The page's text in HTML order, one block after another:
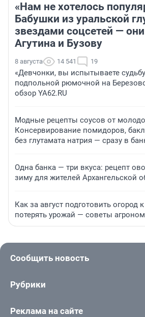
«Нам не хотелось
Бабушки из уральской
звездами соцсетей —
Агутина и Бузову
8 августа 14 541 19
«Девчонки, вы испытываете
подпольной рюмочной на
обзор YA62.RU
Модные рецепты соусов от
Консервирование помидоров,
без глутамата натрия — сразу в
Одна банка — три вкуса: рецепт
зиму для жителей Архангельской
Как за август подготовить огород
потерять урожай — советы
Сообщить новость
Рубрики
Реклама на сайте